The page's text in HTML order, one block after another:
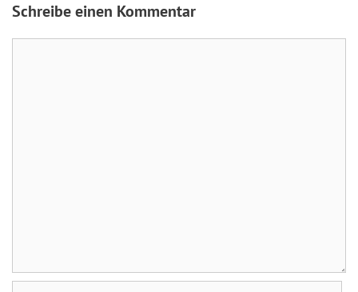
Schreibe einen Kommentar